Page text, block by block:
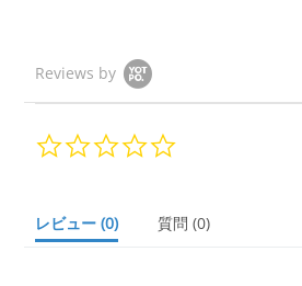
Reviews by
a
r
レビュー (0) 質問 (0)